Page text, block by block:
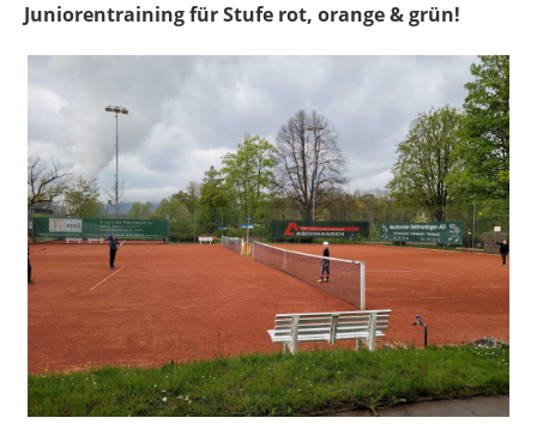
Juniorentraining für Stufe rot, orange & grün!